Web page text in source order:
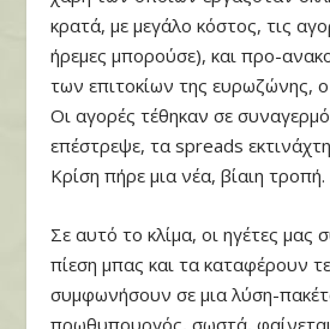
κρατά, με μεγάλο κόστος, τις
ήρεμες μπορούσε), και προ-
των επιτοκίων της ευρωζώνης,
Οι αγορές τέθηκαν σε
επέστρεψε, τα spreads
Κρίση πήρε μια νέα, βίαιη τροπή.
Σε αυτό το κλίμα, οι ηγέτες μας
πίεση μπας και τα καταφέρουν
συμφωνήσουν σε μια λύση-
πρωθυπουργός, σωστά,